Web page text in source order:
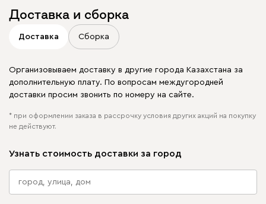
Доставка и сборка
Доставка Сборка
Организовываем доставку в другие города Казахстана за
дополнительную плату. По вопросам междугородней
доставки просим звонить по номеру на сайте.
* при оформлении заказа в рассрочку условия других акций на покупку
не действуют.
Узнать стоимость доставки за город